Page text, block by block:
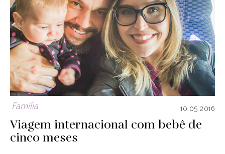
Família 10.05.2016
Viagem internacional com bebê de
cinco meses